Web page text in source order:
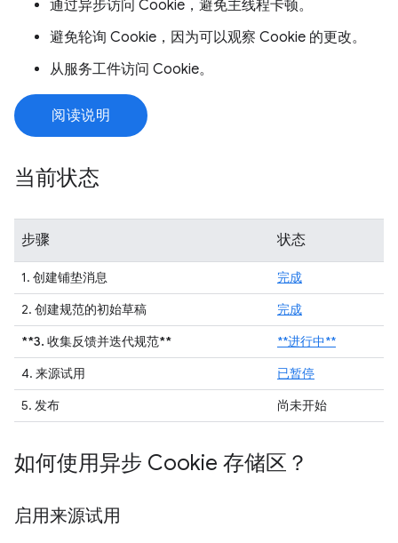
通过异步访问 Cookie，避免主线程卡顿。
避免轮询 Cookie，因为可以观察 Cookie 的更改。
从服务工件访问 Cookie。
阅读说明
当前状态
步骤 状态
1. 创建铺垫消息
完成
2. 创建规范的初始草稿
完成
**3. 收集反馈并迭代规范**
**进行中**
4. 来源试用
已暂停
5. 发布
尚未开始
如何使用异步 Cookie 存储区？
启用来源试用